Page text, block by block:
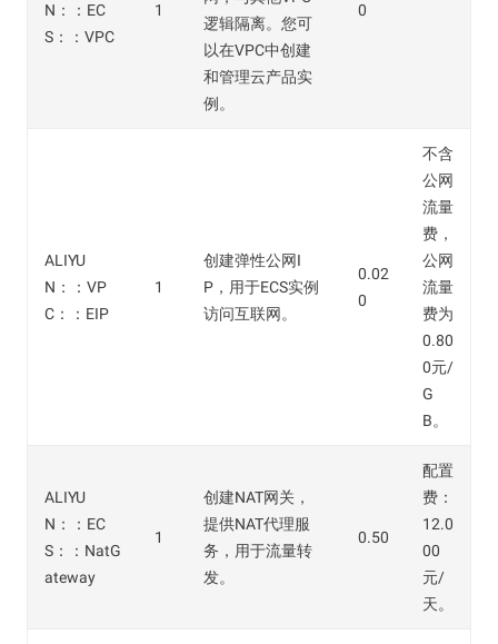
N：：EC
S：：VPC
1
逻辑隔离。您可
以在VPC中创建
和管理云产品实
例。
0
ALIYU
N：：VP
C：：EIP
1
创建弹性公网I
P，用于ECS实例
访问互联网。
0.02
0
不含
公网
流量
费，
公网
流量
费为
0.80
0元/
G
B。
ALIYU
N：：EC
S：：NatG
ateway
1
创建NAT网关，
提供NAT代理服
务，用于流量转
发。
0.50
配置
费：
12.0
00
元/
天。